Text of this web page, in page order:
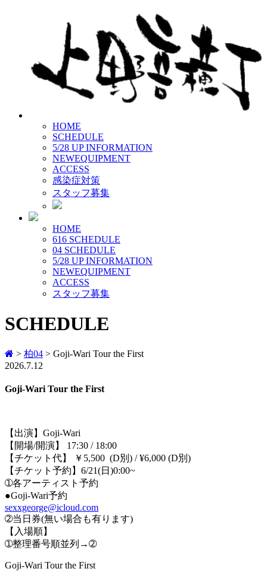
HOME
SCHEDULE
5/28 UPINFORMATION
NEWEQUIPMENT
ACCESS
感染症対策
スタッフ募集
HOME
616 SCHEDULE
04 SCHEDULE
5/28 UPINFORMATION
NEWEQUIPMENT
ACCESS
スタッフ募集
SCHEDULE
> 柏04 > Goji-Wari Tour the First
2026.7.12
Goji-Wari Tour the First
【出演】Goji-Wari
【開場/開演】 17:30 / 18:00
【チケット代】 ￥5,500 (D別) / ¥6,000 (D別)
【チケット予約】6/21(日)0:00~
➀各アーティスト予約
●Goji-Wari予約
sexxgeorge@icloud.com
➁当日券(無い場合も有ります)
【入場順】
➀整理番号順並列→➁
Goji-Wari Tour the First